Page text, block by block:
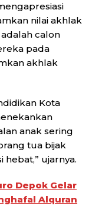
nilai akhlak
calon
pada
akhlak
Kota
anak sering
tua bijak
ujarnya.
Depok Gelar
Alquran